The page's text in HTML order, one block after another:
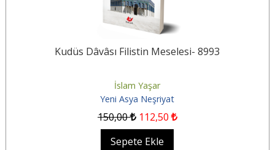
Kudüs Dâvâsı Filistin Meselesi- 8993
İslam Yaşar
Yeni Asya Neşriyat
150,00 112,50
Sepete Ekle